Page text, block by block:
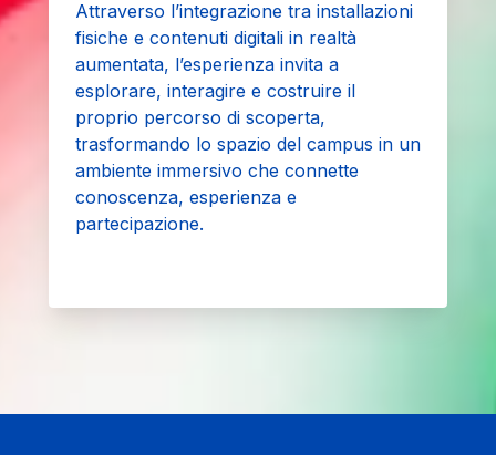
Attraverso l’integrazione tra installazioni
fisiche e contenuti digitali in realtà
aumentata, l’esperienza invita a
esplorare, interagire e costruire il
proprio percorso di scoperta,
trasformando lo spazio del campus in un
ambiente immersivo che connette
conoscenza, esperienza e
partecipazione.